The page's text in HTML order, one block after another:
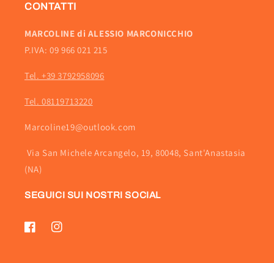
CONTATTI
MARCOLINE di ALESSIO MARCONICCHIO
P.IVA: 09 966 021 215
Tel. +39 3792958096
Tel. 08119713220
Marcoline19@outlook.com
Via San Michele Arcangelo, 19, 80048, Sant'Anastasia
(NA)
SEGUICI SUI NOSTRI SOCIAL
FacebookInstagram